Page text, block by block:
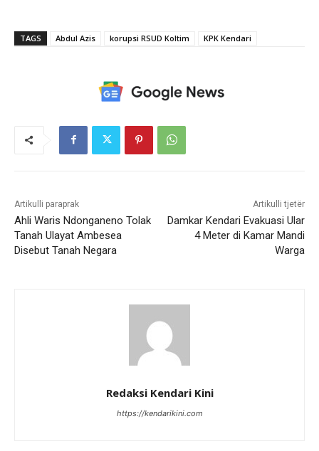
TAGS Abdul Azis korupsi RSUD Koltim KPK Kendari
Artikulli paraprak
Ahli Waris Ndonganeno Tolak
Tanah Ulayat Ambesea
Disebut Tanah Negara
Artikulli tjetër
Damkar Kendari Evakuasi Ular
4 Meter di Kamar Mandi
Warga
Redaksi Kendari Kini
https://kendarikini.com